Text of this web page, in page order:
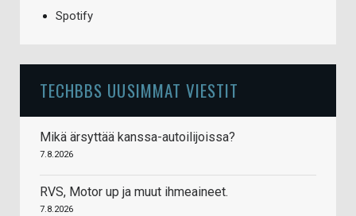
Spotify
TECHBBS UUSIMMAT VIESTIT
Mikä ärsyttää kanssa-autoilijoissa?
7.8.2026
RVS, Motor up ja muut ihmeaineet.
7.8.2026